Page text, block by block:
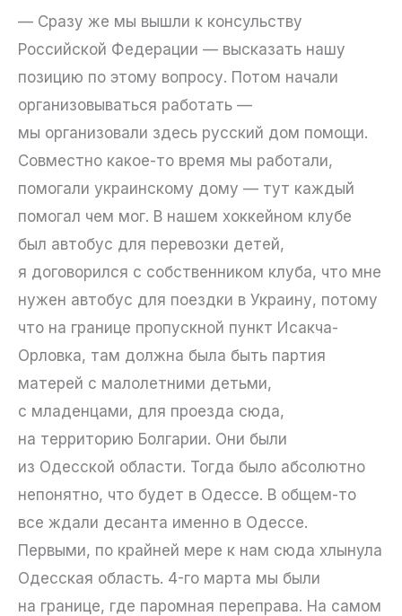
— Сразу же мы вышли к консульству
Российской Федерации — высказать нашу
позицию по этому вопросу. Потом начали
организовываться работать —
мы организовали здесь русский дом помощи.
Совместно какое-то время мы работали,
помогали украинскому дому — тут каждый
помогал чем мог. В нашем хоккейном клубе
был автобус для перевозки детей,
я договорился с собственником клуба, что мне
нужен автобус для поездки в Украину, потому
что на границе пропускной пункт Исакча-
Орловка, там должна была быть партия
матерей с малолетними детьми,
с младенцами, для проезда сюда,
на территорию Болгарии. Они были
из Одесской области. Тогда было абсолютно
непонятно, что будет в Одессе. В общем-то
все ждали десанта именно в Одессе.
Первыми, по крайней мере к нам сюда хлынула
Одесская область. 4-го марта мы были
на границе, где паромная переправа. На самом